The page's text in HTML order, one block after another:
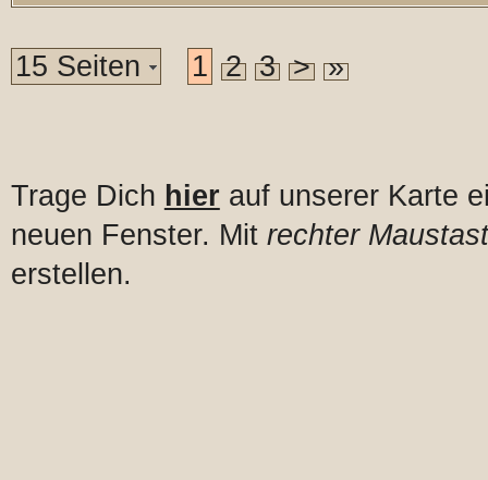
15 Seiten 1 2 3 > »
Trage Dich hier auf unserer Karte
neuen Fenster. Mit rechter
erstellen.